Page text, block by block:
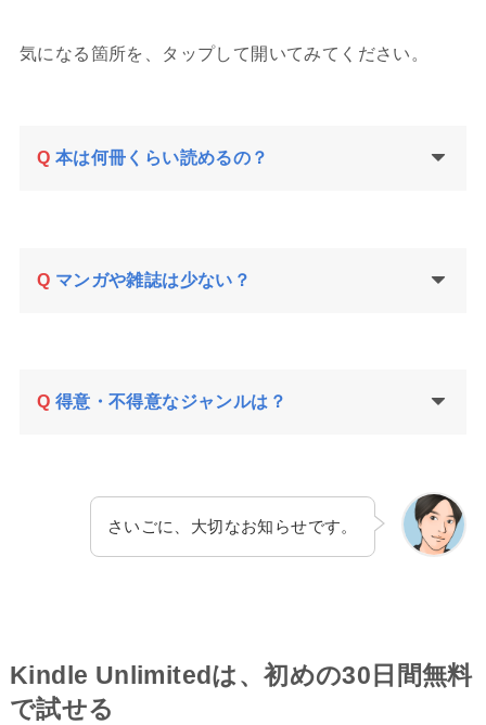
気になる箇所を、タップして開いてみてください。
Q 本は何冊くらい読めるの？
Q マンガや雑誌は少ない？
Q 得意・不得意なジャンルは？
さいごに、大切なお知らせです。
Kindle Unlimitedは、初めの30日間無料
で試せる